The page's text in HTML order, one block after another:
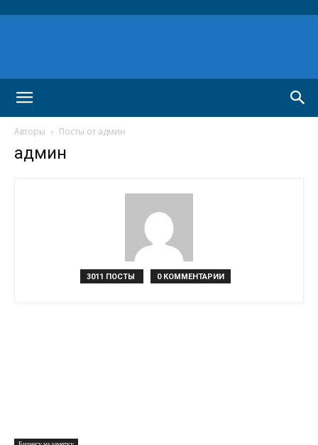
Авторы Посты от админ
админ
3011 ПОСТЫ 0 КОММЕНТАРИИ